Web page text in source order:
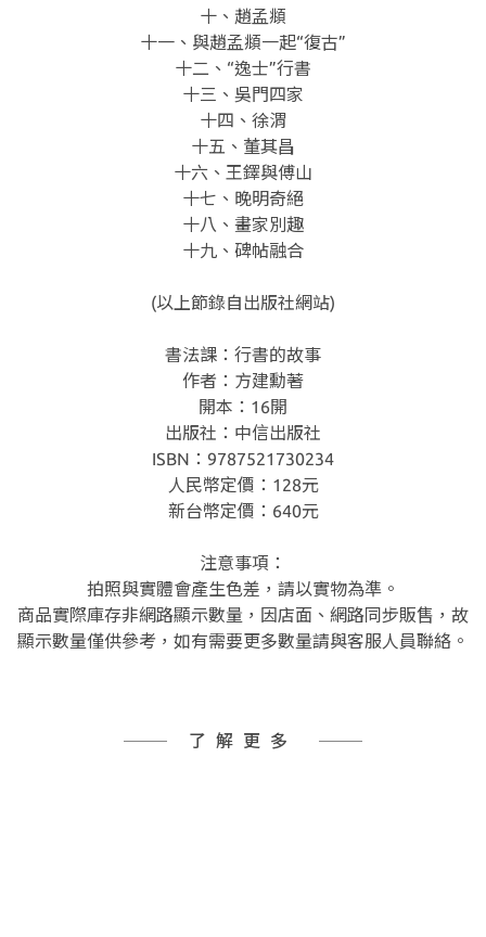
十、趙孟頫
十一、與趙孟頫一起“復古”
十二、“逸士”行書
十三、吳門四家
十四、徐渭
十五、董其昌
十六、王鐸與傅山
十七、晚明奇絕
十八、畫家別趣
十九、碑帖融合
(以上節錄自出版社網站)
書法課：行書的故事
作者：方建勳著
開本：16開
出版社：中信出版社
ISBN：9787521730234
人民幣定價：128元
新台幣定價：640元
注意事項：
拍照與實體會產生色差，請以實物為準。
商品實際庫存非網路顯示數量，因店面、網路同步販售，故
顯示數量僅供參考，如有需要更多數量請與客服人員聯絡。
了解更多